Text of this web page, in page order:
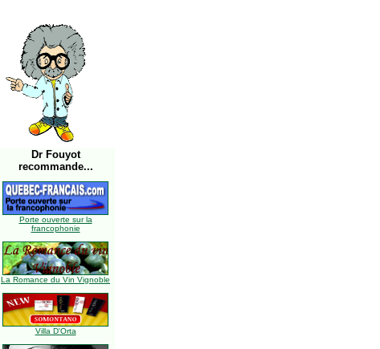
Dr Fouyot
recommande...
Porte ouverte sur la
francophonie
La Romance du Vin Vignoble
Villa D'Orta